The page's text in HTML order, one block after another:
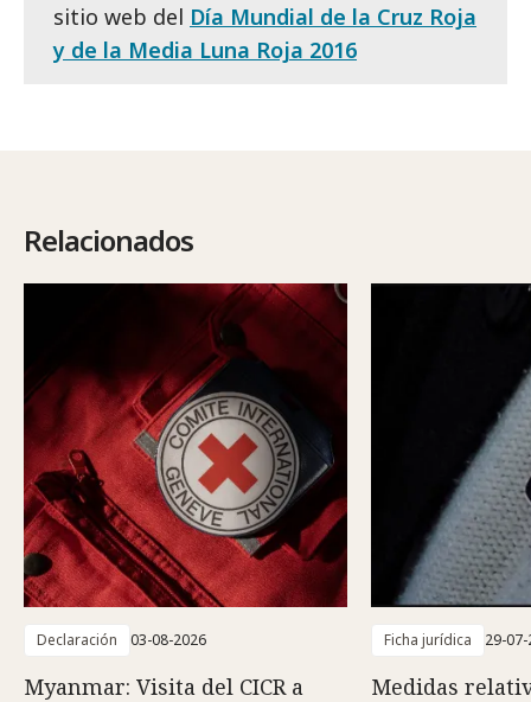
sitio web del Día Mundial de la Cruz Roja
y de la Media Luna Roja 2016
Relacionados
Declaración 03-08-2026
Myanmar: Visita del CICR a
Ficha jurídica 29-
Medidas